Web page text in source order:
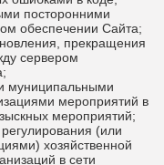
посторонними
обеспечении Сайта;
прекращения
сервером
муниципальными
мероприятий в
мероприятий;
(или
хозяйственной
в сети